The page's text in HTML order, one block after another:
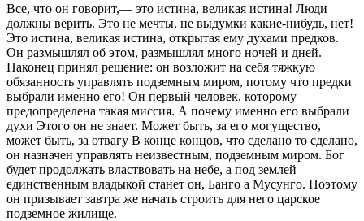
Все, что он говорит,— это истина, великая истина! Люди
должны верить. Это не мечты, не выдумки какие-нибудь, нет!
Это истина, великая истина, открытая ему духами предков.
Он размышлял об этом, размышлял много ночей и дней.
Наконец принял решение: он возложит на себя тяжкую
обязанность управлять подземным миром, потому что предки
выбрали именно его! Он первый человек, которому
предопределена такая миссия. А почему именно его выбрали
духи Этого он не знает. Может быть, за его могущество,
может быть, за отвагу В конце концов, что сделано то сделано,
он назначен управлять неизвестным, подземным миром. Бог
будет продолжать властвовать на небе, а под землей
единственным владыкой станет он, Банго а Мусунго. Поэтому
он призывает завтра же начать строить для него царское
подземное жилище.